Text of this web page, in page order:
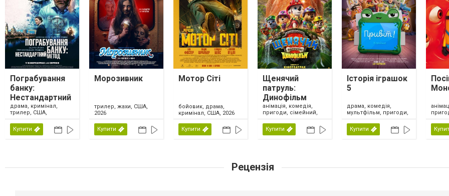
Пограбування
банку:
Нестандартний
метод
драма, кримінал,
трилер, США,
Великобританія,
Ірландія, 2026
Купити
Морозивник
трилер, жахи, США,
2026
Купити
Мотор Сіті
бойовик, драма,
кримінал, США, 2026
Купити
Щенячий
патруль:
Динофільм
анімація, комедія,
пригоди, сімейний,
США, 2026
Купити
Історія іграшок
5
драма, комедія,
мультфільм, пригоди,
сімейний, фентезі,
США, 2026
Купити
США,
Рецензія